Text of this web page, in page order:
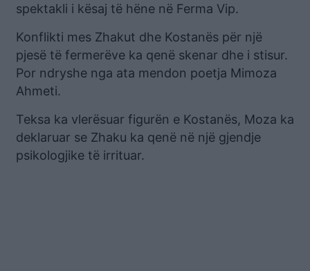
spektakli i kësaj të hëne në Ferma Vip.
Konflikti mes Zhakut dhe Kostanës për një
pjesë të fermerëve ka qenë skenar dhe i stisur.
Por ndryshe nga ata mendon poetja Mimoza
Ahmeti.
Teksa ka vlerësuar figurën e Kostanës, Moza ka
deklaruar se Zhaku ka qenë në një gjendje
psikologjike të irrituar.